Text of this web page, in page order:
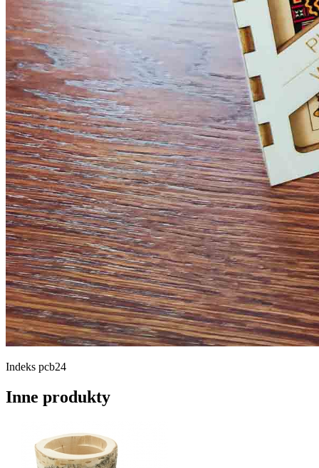
Indeks pcb24
Inne produkty